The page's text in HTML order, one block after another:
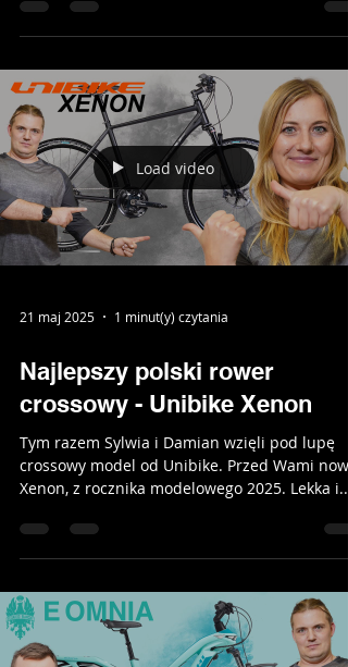
Load video
21 maj 2025 1 minut(y) czytania
Najlepszy polski rower
crossowy - Unibike Xenon
Tym razem Sylwia i Damian wzięli pod lupę
crossowy model od Unibike. Przed Wami nowy
Xenon, z rocznika modelowego 2025. Lekka i...